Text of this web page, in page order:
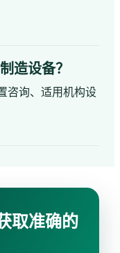
造设备？
咨询、适用机构设
取准确的